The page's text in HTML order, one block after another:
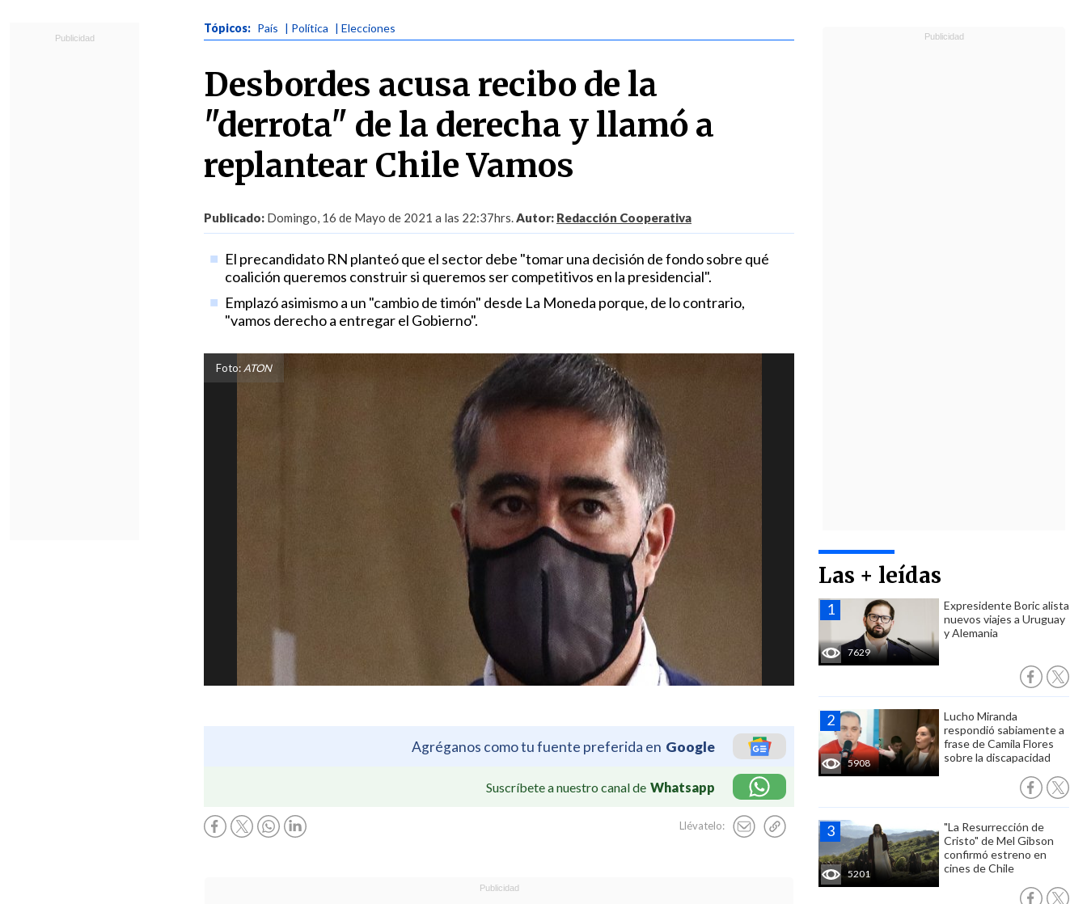
Tópicos: País | Política | Elecciones
Desbordes acusa recibo de la
"derrota" de la derecha y llamó a
replantear Chile Vamos
Publicado: Domingo, 16 de Mayo de 2021 a las 22:37hrs.Autor: Redacción Cooperativa
El precandidato RN planteó que el sector debe "tomar una decisión de fondo sobre qué
coalición queremos construir si queremos ser competitivos en la presidencial".
Emplazó asimismo a un "cambio de timón" desde La Moneda porque, de lo contrario,
"vamos derecho a entregar el Gobierno".
Foto: ATON
Agréganos como tu fuente preferida en Google
Suscríbete a nuestro canal de Whatsapp
Llévatelo:
Las + leídas
7629
Expresidente Boric alista
nuevos viajes a Uruguay
y Alemania
5908
Lucho Miranda
respondió sabiamente a
frase de Camila Flores
sobre la discapacidad
5201
"La Resurrección de
Cristo" de Mel Gibson
confirmó estreno en
cines de Chile